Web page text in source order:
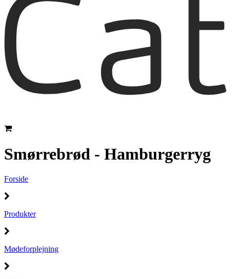
Smørrebrød - Hamburgerryg
Forside
Produkter
Mødeforplejning